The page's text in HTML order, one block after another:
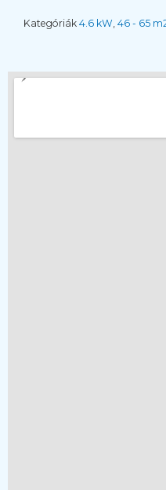
mennyiség
Kategóriák 4.6 kW 46 - 65